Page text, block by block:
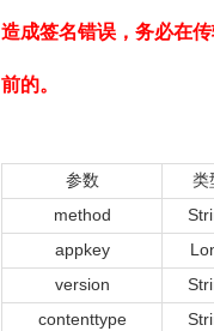
造成签名错误，务必在
前的。
参数
类
method
appkey
version
contenttype